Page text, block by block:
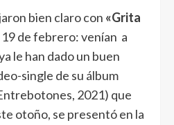
bien claro con «Grita
19 de febrero: venían a
le han dado un buen
single de su álbum
2021) que
otoño, se presentó en la